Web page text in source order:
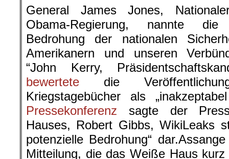
General James Jones,
Obama-Regierung, nannte die
Bedrohung der nationalen
Amerikanern und unseren
“John Kerry,
bewertete die
Kriegstagebücher als
Pressekonferenz sagte der
Hauses, Robert Gibbs, WikiLeaks
potenzielle Bedrohung“
Mitteilung, die das Weiße Haus